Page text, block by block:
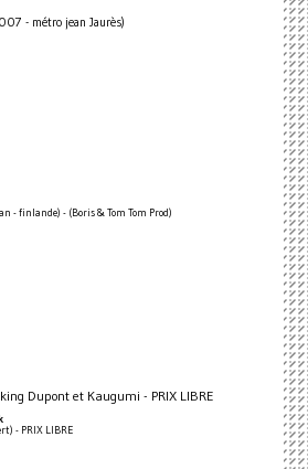
- métro jean Jaurès)
- finlande) - (Boris & Tom Tom Prod)
Dupont et Kaugumi - PRIX LIBRE
- PRIX LIBRE